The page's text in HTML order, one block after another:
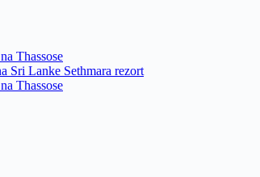
Thassose
Sri Lanke Sethmara rezort
Thassose